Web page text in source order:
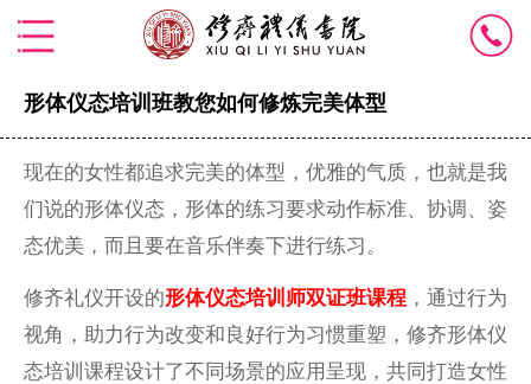
形体仪态培训班教您如何修炼完美体型
现在的女性都追求完美的体型，优雅的气质，也就是我
们说的形体仪态，形体的练习要求动作标准、协调、姿
态优美，而且要在音乐伴奏下进行练习。
修齐礼仪开设的形体仪态培训师双证班课程，通过行为
视角，助力行为改变和良好行为习惯重塑，修齐形体仪
态培训课程设计了不同场景的应用呈现，共同打造女性